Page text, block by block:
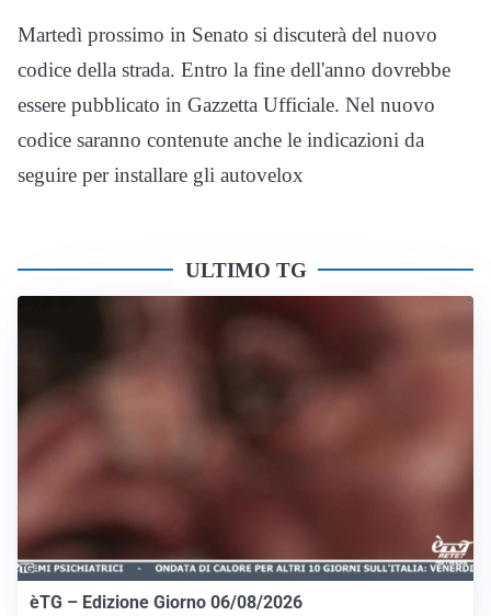
Martedì prossimo in Senato si discuterà del nuovo
codice della strada. Entro la fine dell'anno dovrebbe
essere pubblicato in Gazzetta Ufficiale. Nel nuovo
codice saranno contenute anche le indicazioni da
seguire per installare gli autovelox
ULTIMO TG
èTG – Edizione Giorno 06/08/2026